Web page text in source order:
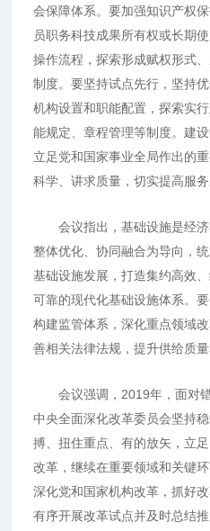
会保障体系。要加强知识产权
员职务科技成果所有权或长期
操作流程，探索形成赋权形式
制度。要坚持试点先行，坚持
机构设置和职能配置，探索实
能规定、章程管理等制度。建
立足党和国家事业全局作出的
科学、讲求质量，切实提高服务
会议指出，基础设施是经
整体优化、协同融合为导向，
基础设施发展，打造集约高效
可靠的现代化基础设施体系。
构建监管体系，深化重点领域
善相关法律法规，提升供给质量
会议强调，2019年，面对
中央全面深化改革委员会坚持
搏、扭住重点、有的放矢，立
改革，继续在重要领域和关键
深化党和国家机构改革，抓好
有序开展改革试点并及时总结